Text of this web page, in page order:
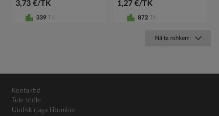
3,73 €/TK
339 TK
1,27 €/TK
872 TK
Näita rohkem
Kontaktid
Tule tööle
Uudiskirjaga liitumine